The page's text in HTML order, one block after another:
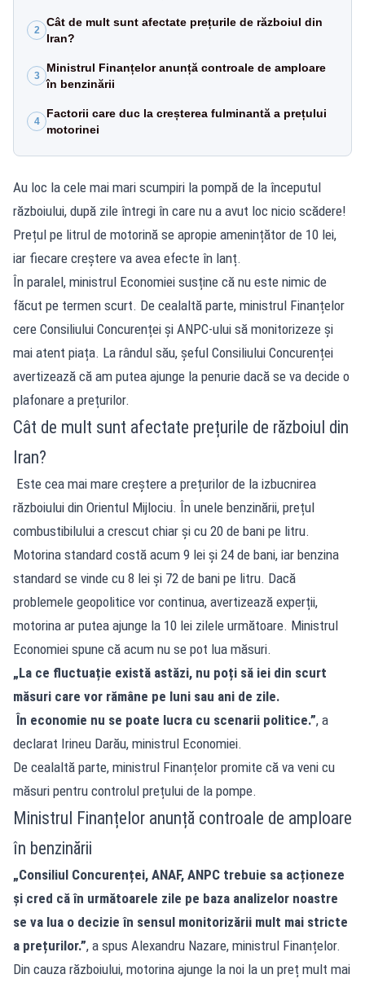
2
Cât de mult sunt afectate prețurile de războiul din
Iran?
3
Ministrul Finanțelor anunță controale de amploare
în benzinării
4
Factorii care duc la creșterea fulminantă a prețului
motorinei
Au loc la cele mai mari scumpiri la pompă de la începutul
războiului, după zile întregi în care nu a avut loc nicio scădere!
Prețul pe litrul de motorină se apropie amenințător de 10 lei,
iar fiecare creștere va avea efecte în lanț.
În paralel, ministrul Economiei susține că nu este nimic de
făcut pe termen scurt. De cealaltă parte, ministrul Finanțelor
cere Consiliului Concurenței și ANPC-ului să monitorizeze și
mai atent piața. La rândul său, șeful Consiliului Concurenței
avertizează că am putea ajunge la penurie dacă se va decide o
plafonare a prețurilor.
Cât de mult sunt afectate prețurile de războiul din
Iran?
Este cea mai mare creștere a prețurilor de la izbucnirea
războiului din Orientul Mijlociu. În unele benzinării, prețul
combustibilului a crescut chiar și cu 20 de bani pe litru.
Motorina standard costă acum 9 lei și 24 de bani, iar benzina
standard se vinde cu 8 lei și 72 de bani pe litru. Dacă
problemele geopolitice vor continua, avertizează experții,
motorina ar putea ajunge la 10 lei zilele următoare. Ministrul
Economiei spune că acum nu se pot lua măsuri.
„La ce fluctuație există astăzi, nu poți să iei din scurt
măsuri care vor rămâne pe luni sau ani de zile.
În economie nu se poate lucra cu scenarii politice.”, a
declarat Irineu Darău, ministrul Economiei.
De cealaltă parte, ministrul Finanțelor promite că va veni cu
măsuri pentru controlul prețului de la pompe.
Ministrul Finanțelor anunță controale de amploare
în benzinării
„Consiliul Concurenței, ANAF, ANPC trebuie sa acționeze
și cred că în următoarele zile pe baza analizelor noastre
se va lua o decizie în sensul monitorizării mult mai stricte
a prețurilor.”, a spus Alexandru Nazare, ministrul Finanțelor.
Din cauza războiului, motorina ajunge la noi la un preț mult mai